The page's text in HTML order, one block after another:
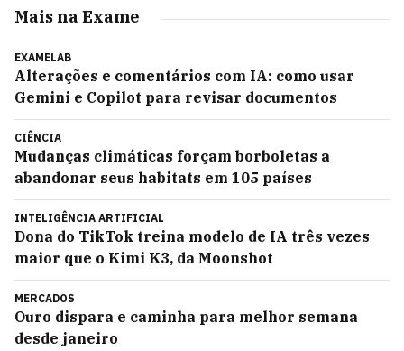
Mais na Exame
EXAMELAB
Alterações e comentários com IA: como usar
Gemini e Copilot para revisar documentos
CIÊNCIA
Mudanças climáticas forçam borboletas a
abandonar seus habitats em 105 países
INTELIGÊNCIA ARTIFICIAL
Dona do TikTok treina modelo de IA três vezes
maior que o Kimi K3, da Moonshot
MERCADOS
Ouro dispara e caminha para melhor semana
desde janeiro